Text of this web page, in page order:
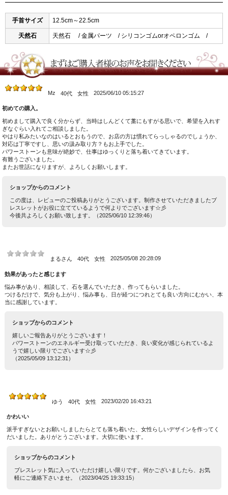
手首サイズ 12.5cm～22.5cm
天然石 天然石 / 金属パーツ / シリコンゴムorオペロンゴム /
Mz 40代 女性 2025/06/10 05:15:27
初めての購入。
初めまして購入で良く分からず、当時はしんどくて藁にもすがる思いで、希望を入れす
ぎなぐらい入れてご相談しました。
やはり私みたいなのはいるとおもうので、お店の方は慣れてらっしゃるのでしょうか、
対応は丁寧ですし、思いの汲み取り方？もお上手でした。
パワーストーンも意味が絶妙で、仕事はゆっくりと落ち着いてきています。
有難うございました。
またお世話になりますが、よろしくお願いします。
ショップからのコメント
この度は、レビューのご投稿ありがとうございます。制作させていただきましたブ
レスレットがお役に立てているようで何よりでございます☆彡
今後共よろしくお願い致します。（2025/06/10 12:39:46）
まるさん 40代 女性 2025/05/08 20:28:09
効果があったと感じます
悩み事があり、相談して、石を選んでいただき、作ってもらいました。
つけるだけで、気分も上がり、悩み事も、日が経つにつれとても良い方向にむかい、本
当に感謝しています。
ショップからのコメント
嬉しいご報告ありがとうございます！
パワーストーンのエネルギー受け取っていただき、良い変化が感じられているよ
うで嬉しい限りでございます☆彡
（2025/05/09 13:12:31）
ゆう 40代 女性 2023/02/20 16:43:21
かわいい
派手すぎないとお願いしましたらとても落ち着いた、女性らしいデザインを作ってく
だいました。ありがとうございます。大切に使います。
ショップからのコメント
ブレスレット気に入っていただけ嬉しい限りです。何かございましたら、お気
軽にご連絡下さいませ。（2023/04/25 19:33:15）